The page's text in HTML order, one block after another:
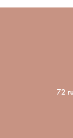
panier ?
72